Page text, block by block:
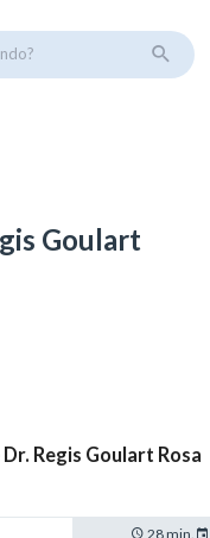
Goulart
Regis Goulart Rosa
28 min.